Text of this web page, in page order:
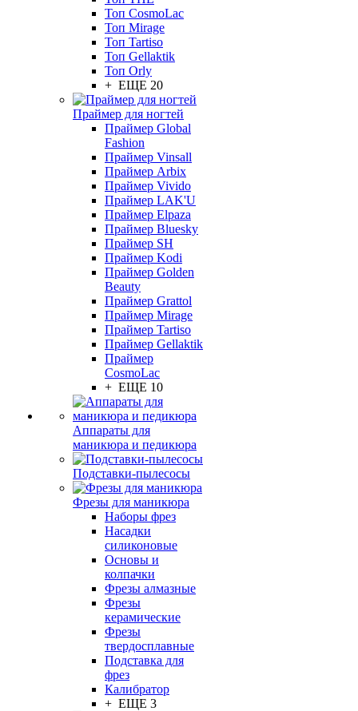
Топ CosmoLac
Топ Mirage
Топ Tartiso
Топ Gellaktik
Топ Orly
+ ЕЩЕ 20
Праймер для ногтей
Праймер Global
Fashion
Праймер Vinsall
Праймер Arbix
Праймер Vivido
Праймер LAK'U
Праймер Elpaza
Праймер Bluesky
Праймер SH
Праймер Kodi
Праймер Golden
Beauty
Праймер Grattol
Праймер Mirage
Праймер Tartiso
Праймер Gellaktik
Праймер
CosmoLac
+ ЕЩЕ 10
Аппараты для
маникюра и педикюра
Подставки-пылесосы
Фрезы для маникюра
Наборы фрез
Насадки
силиконовые
Основы и
колпачки
Фрезы алмазные
Фрезы
керамические
Фрезы
твердосплавные
Подставка для
фрез
Калибратор
+ ЕЩЕ 3